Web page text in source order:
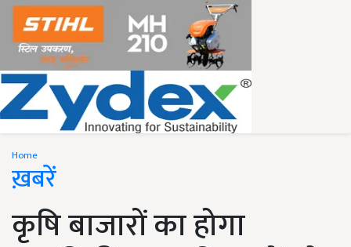
Home
ख़बरें
कृषि बाजारों का होगा